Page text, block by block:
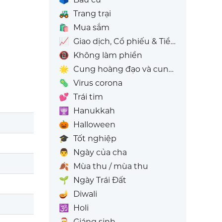
🚜 Trang trại
🛍️
Mua sắm
📈 Giao dịch, Cổ phiếu & Tiền điện tử
📵 Không làm phiền
🌟 Cung hoàng đạo và cung sao
🦠 Virus corona
💕 Trái tim
🕎
Hanukkah
🎃 Halloween
🎓 Tốt nghiệp
👨
Ngày của cha
🍂 Mùa thu / mùa thu
🌱 Ngày Trái Đất
🪔
Diwali
🕉️
Holi